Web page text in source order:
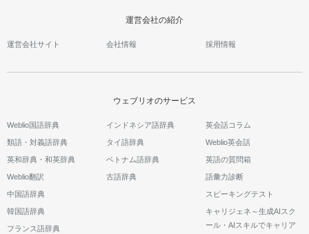
運営会社の紹介
運営会社サイト 会社情報 採用情報
ウェブリオのサービス
Weblio国語辞典
類語・対義語辞典
英和辞典・和英辞典
Weblio翻訳
中国語辞典
韓国語辞典
フランス語辞典
インドネシア語辞典
タイ語辞典
ベトナム語辞典
古語辞典
英会話コラム
Weblio英会話
英語の質問箱
語彙力診断
スピーキングテスト
キャリジェネ～生成AIスク
ール・AIスキルでキャリア